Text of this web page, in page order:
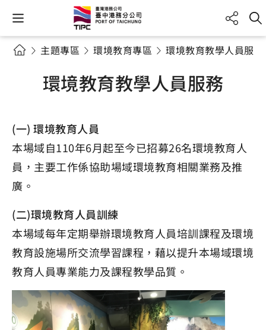
主題專區 環境教育專區 環境教育教學人員服務
環境教育教學人員服務
(一) 環境教育人員
本場域自110年6月起至今已招募26名環境教育人
員，主要工作係協助場域環境教育相關業務及推
廣。
(二)環境教育人員訓練
本場域每年定期舉辦環境教育人員培訓課程及環境
教育設施場所交流學習課程，藉以提升本場域環境
教育人員專業能力及課程教學品質。